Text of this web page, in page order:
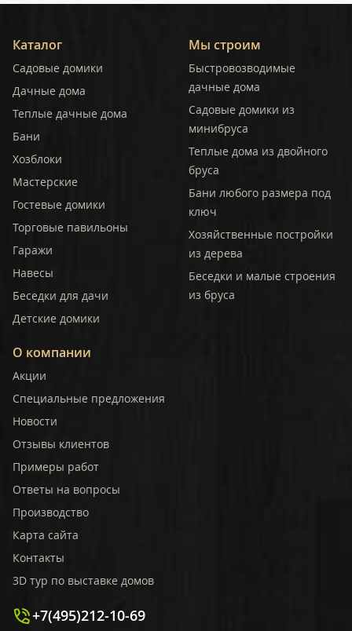
Каталог
Садовые домики
Дачные дома
Теплые дачные дома
Бани
Хозблоки
Мастерские
Гостевые домики
Торговые павильоны
Гаражи
Навесы
Беседки для дачи
Детские домики
Мы строим
Быстровозводимые
дачные дома
Садовые домики из
минибруса
Теплые дома из двойного
бруса
Бани любого размера под
ключ
Хозяйственные постройки
из дерева
Беседки и малые строения
из бруса
О компании
Акции
Специальные предложения
Новости
Отзывы клиентов
Примеры работ
Ответы на вопросы
Производство
Карта сайта
Контакты
3D тур по выставке домов
+7(495)212-10-69